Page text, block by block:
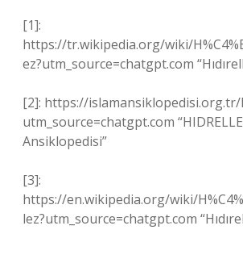
[1]:
https://tr.wikipedia.org/wiki/
ez?utm_source=chatgpt.com
[2]: https://islamansiklopedisi.org.tr/
utm_source=chatgpt.com
Ansiklopedisi”
[3]:
https://en.wikipedia.org/wiki/
lez?utm_source=chatgpt.com